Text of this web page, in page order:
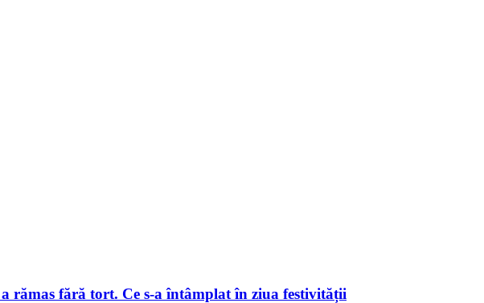
rămas fără tort. Ce s-a întâmplat în ziua festivității